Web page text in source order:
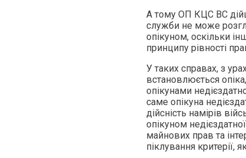
А тому ОП КЦС ВС
служби не може
опікуном, оскільки
принципу рівності
У таких справах, з
встановлюється
опікунами
саме опікуна
дійсність намірів
опікуном
майнових прав та
піклування критерії,